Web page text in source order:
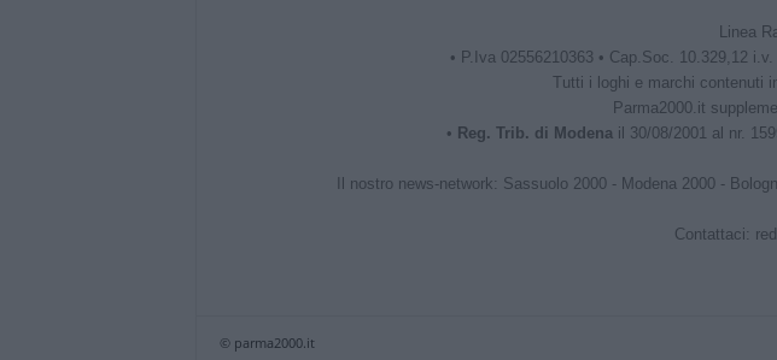
Linea
• P.Iva 02556210363 • Cap.Soc. 10.329,12
Tutti i loghi e marchi contenuti
Parma2000.it
• Reg. Trib. di Modenail 30/08/2001 al nr.
Il nostro news-network: Sassuolo 2000 - Modena 2000 -
Contattaci:
© parma2000.it